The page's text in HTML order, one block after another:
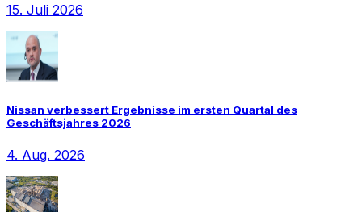
15. Juli 2026
Nissan verbessert Ergebnisse im ersten Quartal des
Geschäftsjahres 2026
4. Aug. 2026